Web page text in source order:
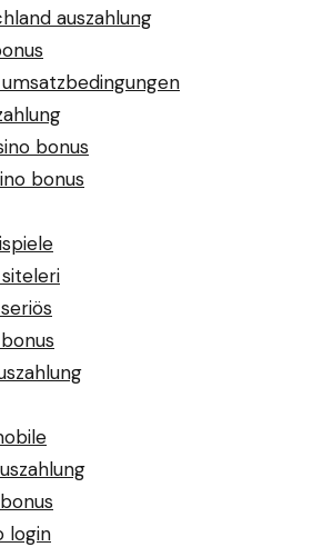
auszahlung
bonus
bonus
login